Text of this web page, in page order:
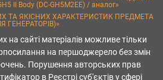
II Body (DC-GH5M2EE) / аналог»
ТА ЯКІСНИХ ХАРАКТЕРИСТИК ПРЕДМЕТА
ГЕНЕРАТОРІВ)»
на сайті матеріалів можливе тільки
на першоджерело без змін
Порушення авторських прав
в Реєстрі суб'єктів у сфері